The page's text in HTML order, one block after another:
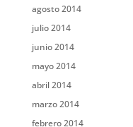
agosto 2014
julio 2014
junio 2014
mayo 2014
abril 2014
marzo 2014
febrero 2014